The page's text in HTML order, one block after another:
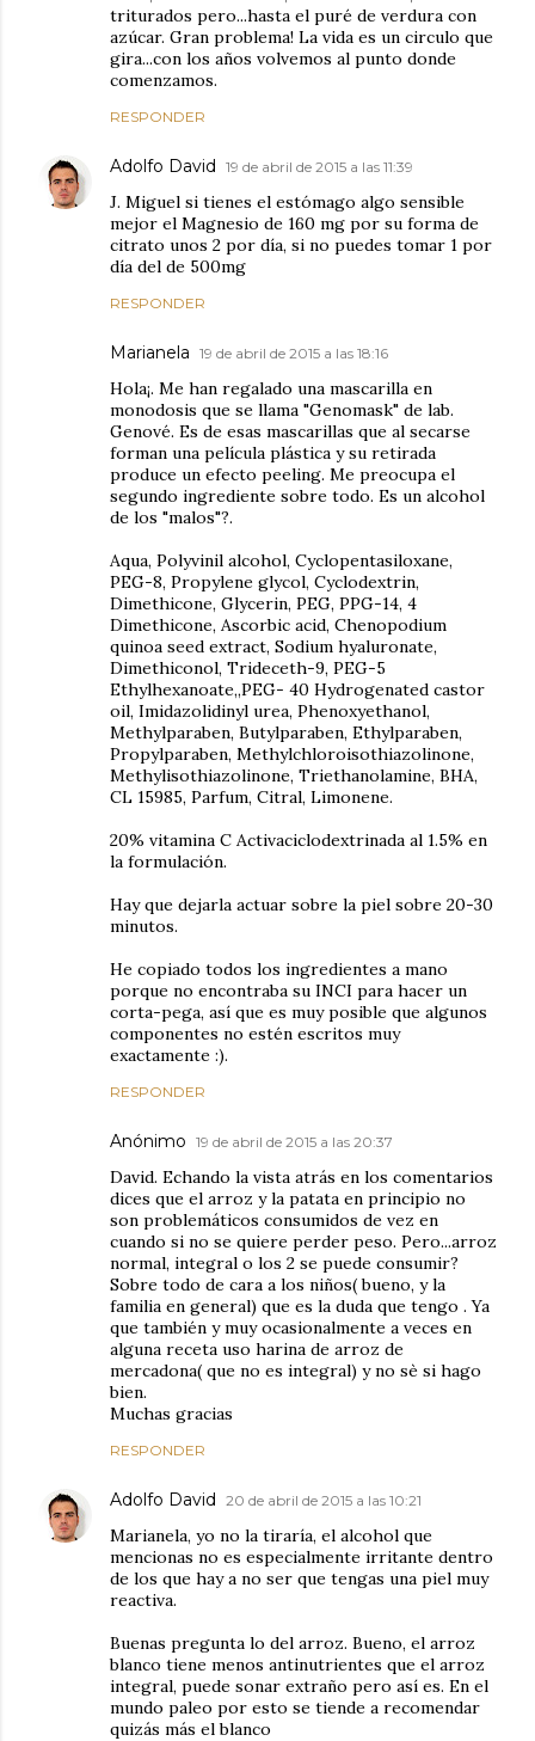
triturados pero...hasta el puré de verdura con
azúcar. Gran problema! La vida es un circulo que
gira...con los años volvemos al punto donde
comenzamos.
RESPONDER
Adolfo David 19 de abril de 2015 a las 11:39
J. Miguel si tienes el estómago algo sensible
mejor el Magnesio de 160 mg por su forma de
citrato unos 2 por día, si no puedes tomar 1 por
día del de 500mg
RESPONDER
Marianela 19 de abril de 2015 a las 18:16
Hola¡. Me han regalado una mascarilla en
monodosis que se llama "Genomask" de lab.
Genové. Es de esas mascarillas que al secarse
forman una película plástica y su retirada
produce un efecto peeling. Me preocupa el
segundo ingrediente sobre todo. Es un alcohol
de los "malos"?.
Aqua, Polyvinil alcohol, Cyclopentasiloxane,
PEG-8, Propylene glycol, Cyclodextrin,
Dimethicone, Glycerin, PEG, PPG-14, 4
Dimethicone, Ascorbic acid, Chenopodium
quinoa seed extract, Sodium hyaluronate,
Dimethiconol, Trideceth-9, PEG-5
Ethylhexanoate,,PEG- 40 Hydrogenated castor
oil, Imidazolidinyl urea, Phenoxyethanol,
Methylparaben, Butylparaben, Ethylparaben,
Propylparaben, Methylchloroisothiazolinone,
Methylisothiazolinone, Triethanolamine, BHA,
CL 15985, Parfum, Citral, Limonene.
20% vitamina C Activaciclodextrinada al 1.5% en
la formulación.
Hay que dejarla actuar sobre la piel sobre 20-30
minutos.
He copiado todos los ingredientes a mano
porque no encontraba su INCI para hacer un
corta-pega, así que es muy posible que algunos
componentes no estén escritos muy
exactamente :).
RESPONDER
Anónimo 19 de abril de 2015 a las 20:37
David. Echando la vista atrás en los comentarios
dices que el arroz y la patata en principio no
son problemáticos consumidos de vez en
cuando si no se quiere perder peso. Pero...arroz
normal, integral o los 2 se puede consumir?
Sobre todo de cara a los niños( bueno, y la
familia en general) que es la duda que tengo . Ya
que también y muy ocasionalmente a veces en
alguna receta uso harina de arroz de
mercadona( que no es integral) y no sè si hago
bien.
Muchas gracias
RESPONDER
Adolfo David 20 de abril de 2015 a las 10:21
Marianela, yo no la tiraría, el alcohol que
mencionas no es especialmente irritante dentro
de los que hay a no ser que tengas una piel muy
reactiva.
Buenas pregunta lo del arroz. Bueno, el arroz
blanco tiene menos antinutrientes que el arroz
integral, puede sonar extraño pero así es. En el
mundo paleo por esto se tiende a recomendar
quizás más el blanco